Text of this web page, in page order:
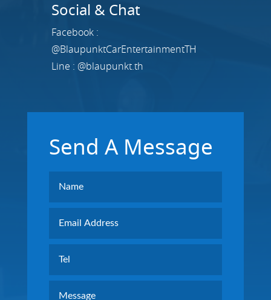
Social & Chat
Facebook :
@BlaupunktCarEntertainmentTH
Line : @blaupunkt.th
Send A Message